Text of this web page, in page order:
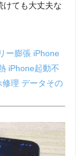
けても大丈夫な
ー膨張 iPhone
iPhone起動不
修理データその